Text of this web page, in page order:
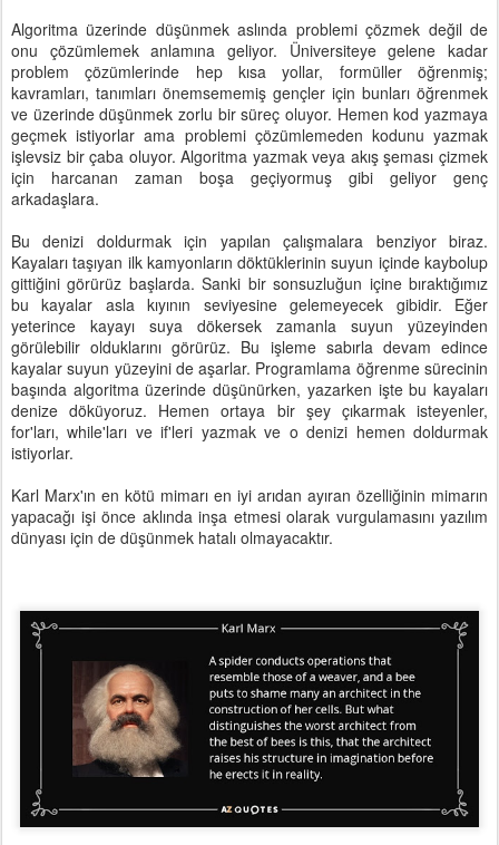
Algoritma üzerinde düşünmek aslında problemi çözmek değil de
onu çözümlemek anlamına geliyor. Üniversiteye gelene kadar
problem çözümlerinde hep kısa yollar, formüller öğrenmiş;
kavramları, tanımları önemsememiş gençler için bunları öğrenmek
ve üzerinde düşünmek zorlu bir süreç oluyor. Hemen kod yazmaya
geçmek istiyorlar ama problemi çözümlemeden kodunu yazmak
işlevsiz bir çaba oluyor. Algoritma yazmak veya akış şeması çizmek
için harcanan zaman boşa geçiyormuş gibi geliyor genç
arkadaşlara.
Bu denizi doldurmak için yapılan çalışmalara benziyor biraz.
Kayaları taşıyan ilk kamyonların döktüklerinin suyun içinde kaybolup
gittiğini görürüz başlarda. Sanki bir sonsuzluğun içine bıraktığımız
bu kayalar asla kıyının seviyesine gelemeyecek gibidir. Eğer
yeterince kayayı suya dökersek zamanla suyun yüzeyinden
görülebilir olduklarını görürüz. Bu işleme sabırla devam edince
kayalar suyun yüzeyini de aşarlar. Programlama öğrenme sürecinin
başında algoritma üzerinde düşünürken, yazarken işte bu kayaları
denize döküyoruz. Hemen ortaya bir şey çıkarmak isteyenler,
for'ları, while'ları ve if'leri yazmak ve o denizi hemen doldurmak
istiyorlar.
Karl Marx'ın en kötü mimarı en iyi arıdan ayıran özelliğinin mimarın
yapacağı işi önce aklında inşa etmesi olarak vurgulamasını yazılım
dünyası için de düşünmek hatalı olmayacaktır.